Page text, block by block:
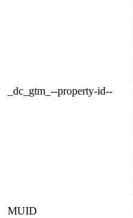
_dc_gtm_--property-id--
MUID